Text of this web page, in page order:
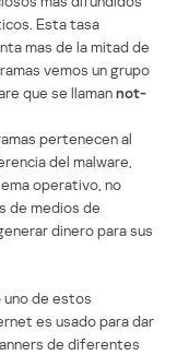
Esta tasa
mas de la mitad de
vemos un grupo
que se llamannot-
pertenecen al
del malware,
operativo, no
de medios de
dinero para sus
uno de estos
es usado para dar
de diferentes